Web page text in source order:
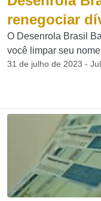
renegociar
O Desenrola Brasil
você limpar seu nome
31 de julho de 2023 -